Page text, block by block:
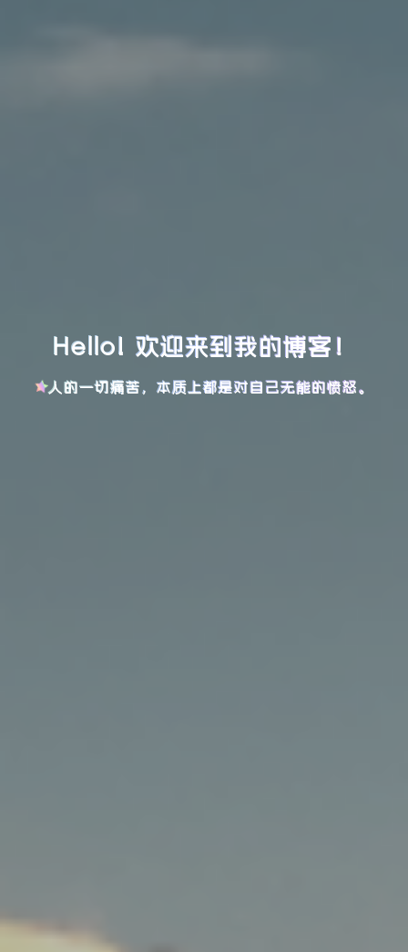
Hello! 欢迎来到我的博客！
人的一切痛苦，本质上都是对自己无能的愤怒。